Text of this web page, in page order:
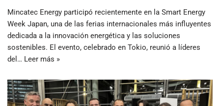
Mincatec Energy participó recientemente en la Smart Energy
Week Japan, una de las ferias internacionales más influyentes
dedicada a la innovación energética y las soluciones
sostenibles. El evento, celebrado en Tokio, reunió a líderes
del… Leer más »